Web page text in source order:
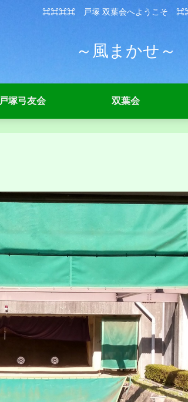
⌘⌘⌘⌘ 戸塚 双葉会へようこそ
～風まかせ～
戸塚弓友会 双葉会